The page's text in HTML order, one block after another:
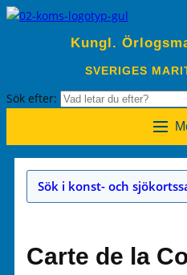
Kungl.
SVERIGES
Sök efter:
Sök i konst- och
Carte de la